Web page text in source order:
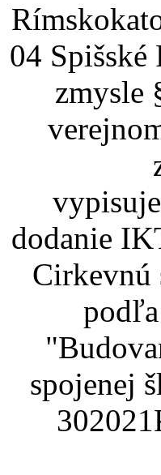
04 Spišské
zmysle
dodanie
Cirkevnú
spojenej